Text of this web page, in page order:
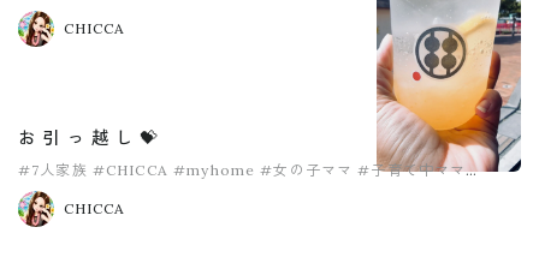
#わらびもちドリンク
CHICCA
お 引 っ 越 し 💝
#7人家族 #CHICCA #myhome #女の子ママ #子育て中ママ
#家族命
CHICCA